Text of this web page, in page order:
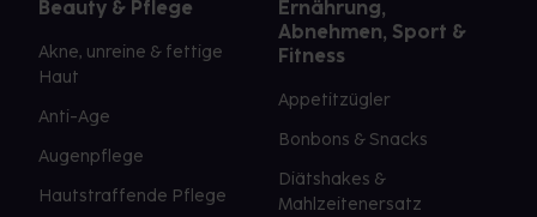
Beauty & Pflege
Akne, unreine & fettige
Haut
Anti-Age
Augenpflege
Hautstraffende Pflege
Ernährung,
Abnehmen, Sport &
Fitness
Appetitzügler
Bonbons & Snacks
Diätshakes &
Mahlzeitenersatz